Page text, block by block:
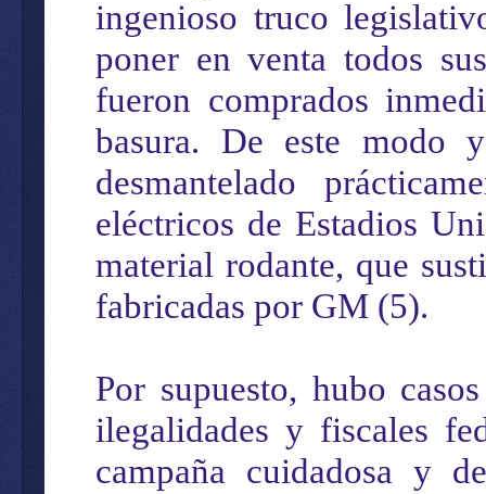
ingenioso truco
poner en venta todos
fueron comprados
basura. De este modo
desmantelado
eléctricos de Estadios
material rodante, que
fabricadas por GM (5).
Por supuesto, hubo
ilegalidades y fiscales
campaña cuidadosa y